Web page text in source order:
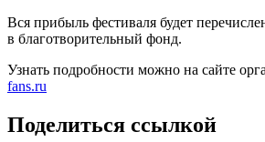
Вся прибыль фестиваля будет
в благотворительный фонд.
Узнать подробности можно на сайте
fans.ru
Поделиться ссылкой